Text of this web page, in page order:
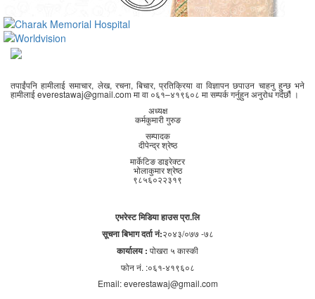
तपाईंपनि हामीलाई समाचार, लेख, रचना, बिचार, प्रतिक्रिया वा विज्ञापन छपाउन चाहनु हुन्छ भने
हामीलाई everestawaj@gmail.com मा वा ०६१–४१९६०८ मा सम्पर्क गर्नुहुन अनुरोध गर्दछौं ।
अध्यक्ष
कर्मकुमारी गुरुङ
सम्पादक
दीपेन्द्र श्रेष्ठ
मार्केटिङ डाइरेक्टर
भोलाकुमार श्रेष्ठ
९८५६०२२३१९
एभरेस्ट मिडिया हाउस प्रा.लि
सूचना बिभाग दर्ता नं:२०४३/०७७ -७८
कार्यालय : पोखरा ५ कास्की
फोन नं. :०६१-४१९६०८
Email: everestawaj@gmail.com